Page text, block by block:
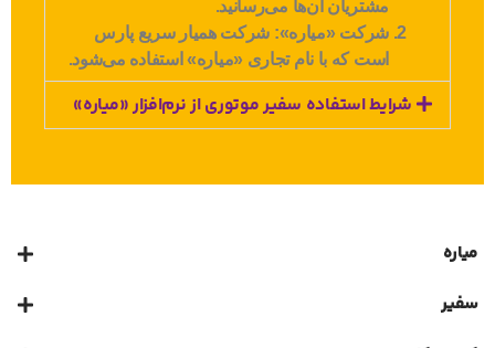
مشتریان آن‌ها می‌رسانید.
شرکت «میاره»: شرکت همیار سریع پارس
است که با نام تجاری «میاره» استفاده می‌شود.
شرایط استفاده سفیر موتوری از نرم‌افزار «میاره»
میاره
سفیر